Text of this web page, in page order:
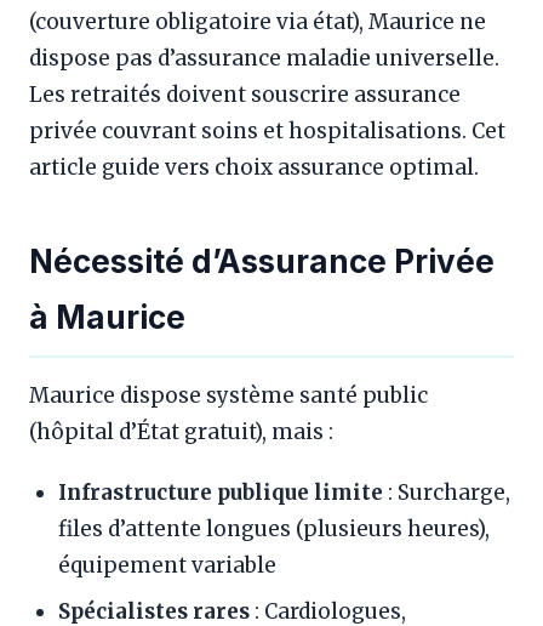
(couverture obligatoire via état), Maurice ne
dispose pas d’assurance maladie universelle.
Les retraités doivent souscrire assurance
privée couvrant soins et hospitalisations. Cet
article guide vers choix assurance optimal.
Nécessité d’Assurance Privée
à Maurice
Maurice dispose système santé public
(hôpital d’État gratuit), mais :
Infrastructure publique limite : Surcharge,
files d’attente longues (plusieurs heures),
équipement variable
Spécialistes rares : Cardiologues,